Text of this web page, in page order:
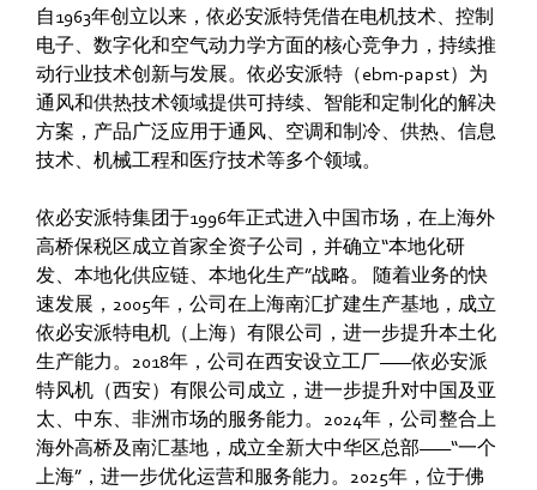
自1963年创立以来，依必安派特凭借在电机技术、控制
电子、数字化和空气动力学方面的核心竞争力，持续推
动行业技术创新与发展。依必安派特（ebm‑papst）为
通风和供热技术领域提供可持续、智能和定制化的解决
方案，产品广泛应用于通风、空调和制冷、供热、信息
技术、机械工程和医疗技术等多个领域。
依必安派特集团于1996年正式进入中国市场，在上海外
高桥保税区成立首家全资子公司，并确立“本地化研
发、本地化供应链、本地化生产”战略。 随着业务的快
速发展，2005年，公司在上海南汇扩建生产基地，成立
依必安派特电机（上海）有限公司，进一步提升本土化
生产能力。2018年，公司在西安设立工厂——依必安派
特风机（西安）有限公司成立，进一步提升对中国及亚
太、中东、非洲市场的服务能力。2024年，公司整合上
海外高桥及南汇基地，成立全新大中华区总部——“一个
上海”，进一步优化运营和服务能力。2025年，位于佛